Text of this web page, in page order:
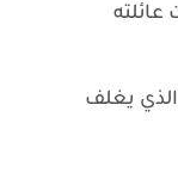
الذي يغلف